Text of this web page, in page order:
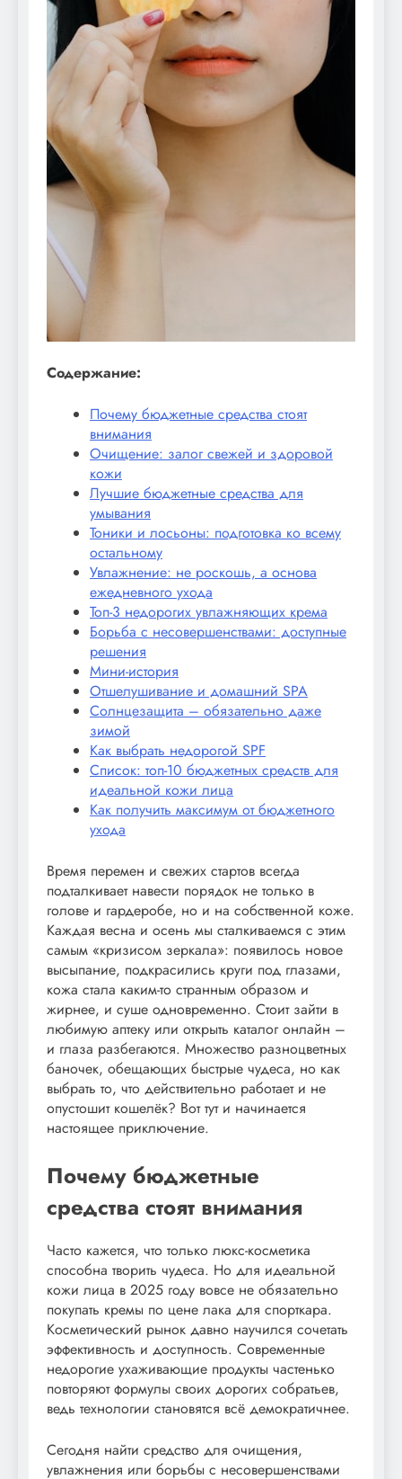
Содержание:
Почему бюджетные средства стоят
внимания
Очищение: залог свежей и здоровой
кожи
Лучшие бюджетные средства для
умывания
Тоники и лосьоны: подготовка ко всему
остальному
Увлажнение: не роскошь, а основа
ежедневного ухода
Топ-3 недорогих увлажняющих крема
Борьба с несовершенствами: доступные
решения
Мини-история
Отшелушивание и домашний SPA
Солнцезащита – обязательно даже
зимой
Как выбрать недорогой SPF
Список: топ-10 бюджетных средств для
идеальной кожи лица
Как получить максимум от бюджетного
ухода
Время перемен и свежих стартов всегда
подталкивает навести порядок не только в
голове и гардеробе, но и на собственной коже.
Каждая весна и осень мы сталкиваемся с этим
самым «кризисом зеркала»: появилось новое
высыпание, подкрасились круги под глазами,
кожа стала каким-то странным образом и
жирнее, и суше одновременно. Стоит зайти в
любимую аптеку или открыть каталог онлайн –
и глаза разбегаются. Множество разноцветных
баночек, обещающих быстрые чудеса, но как
выбрать то, что действительно работает и не
опустошит кошелёк? Вот тут и начинается
настоящее приключение.
Почему бюджетные
средства стоят внимания
Часто кажется, что только люкс-косметика
способна творить чудеса. Но для идеальной
кожи лица в 2025 году вовсе не обязательно
покупать кремы по цене лака для спорткара.
Косметический рынок давно научился сочетать
эффективность и доступность. Современные
недорогие ухаживающие продукты частенько
повторяют формулы своих дорогих собратьев,
ведь технологии становятся всё демократичнее.
Сегодня найти средство для очищения,
увлажнения или борьбы с несовершенствами